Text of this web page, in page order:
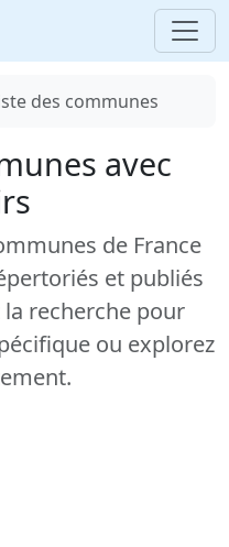
des communes
avec
de France
et publiés
recherche pour
ou explorez